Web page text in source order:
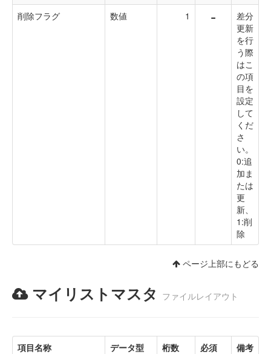
削除フラグ
数値 1 -
差分
更新
を行
う際
はこ
の項
目を
設定
して
くだ
さ
い。
0:追
加ま
たは
更
新、
1:削
除
ページ上部にもどる
マイリストマスタ ファイルレイアウト
項目名称 データ型 桁数 必須
備考